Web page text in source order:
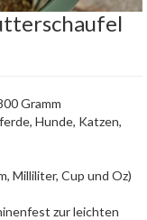
Gramm
Hunde, Katzen,
Milliliter, Cup und Oz)
zur leichten